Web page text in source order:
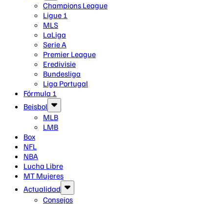
Champions League
Ligue 1
MLS
LaLiga
Serie A
Premier League
Eredivisie
Bundesliga
Liga Portugal
Fórmula 1
Beisbol
MLB
LMB
Box
NFL
NBA
Lucha Libre
MT Mujeres
Actualidad
Consejos